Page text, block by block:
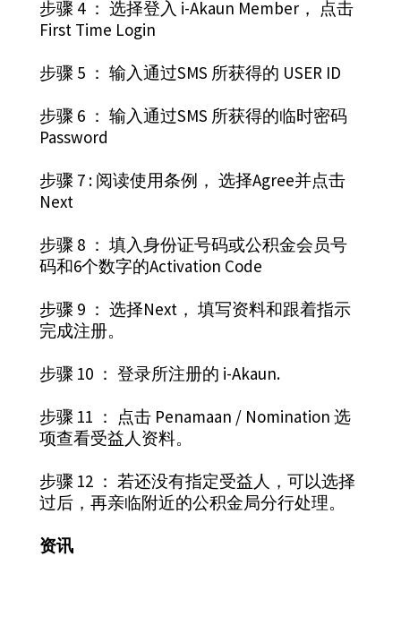
步骤 4 ： 选择登入 i-Akaun Member， 点击
First Time Login
步骤 5 ： 输入通过SMS 所获得的 USER ID
步骤 6 ： 输入通过SMS 所获得的临时密码
Password
步骤 7 : 阅读使用条例， 选择Agree并点击
Next
步骤 8 ： 填入身份证号码或公积金会员号
码和6个数字的Activation Code
步骤 9 ： 选择Next， 填写资料和跟着指示
完成注册。
步骤 10 ： 登录所注册的 i-Akaun.
步骤 11 ： 点击 Penamaan / Nomination 选
项查看受益人资料。
步骤 12 ： 若还没有指定受益人，可以选择
过后，再亲临附近的公积金局分行处理。
资讯